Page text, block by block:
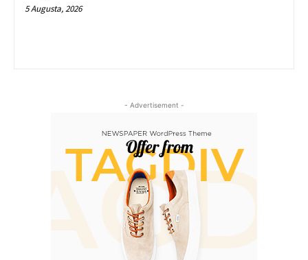
5 Augusta, 2026
- Advertisement -